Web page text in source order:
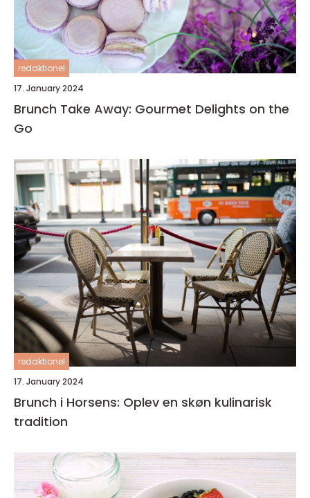
redaktionel
17. January 2024
Brunch Take Away: Gourmet Delights on the
Go
redaktionel
17. January 2024
Brunch i Horsens: Oplev en skøn kulinarisk
tradition